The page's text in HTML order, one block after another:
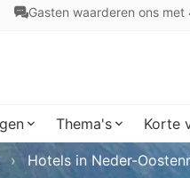
Gasten waarderen ons met
Thema's Korte
Hotels in Neder-